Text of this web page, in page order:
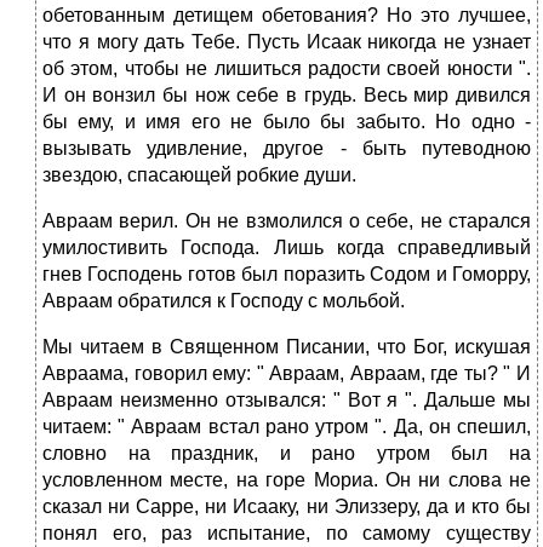
обетованным детищем обетования? Но это лучшее,
что я могу дать Тебе. Пусть Исаак никогда не узнает
об этом, чтобы не лишиться радости своей юности ".
И он вонзил бы нож себе в грудь. Весь мир дивился
бы ему, и имя его не было бы забыто. Но одно -
вызывать удивление, другое - быть путеводною
звездою, спасающей робкие души.
Авраам верил. Он не взмолился о себе, не старался
умилостивить Господа. Лишь когда справедливый
гнев Господень готов был поразить Содом и Гоморру,
Авраам обратился к Господу с мольбой.
Мы читаем в Священном Писании, что Бог, искушая
Авраама, говорил ему: " Авраам, Авраам, где ты? " И
Авраам неизменно отзывался: " Вот я ". Дальше мы
читаем: " Авраам встал рано утром ". Да, он спешил,
словно на праздник, и рано утром был на
условленном месте, на горе Мориа. Он ни слова не
сказал ни Сарре, ни Исааку, ни Элиззеру, да и кто бы
понял его, раз испытание, по самому существу